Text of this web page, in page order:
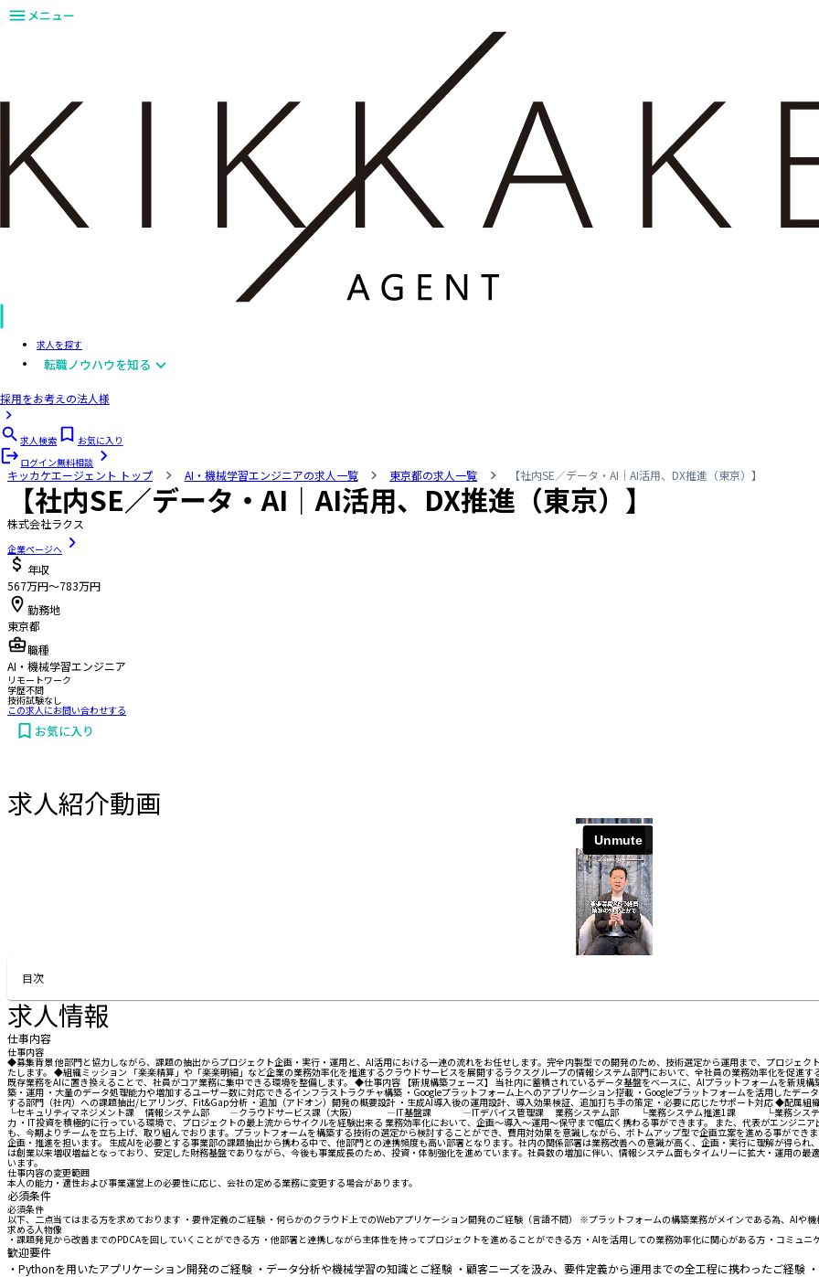
メニュー
求人を探す
転職ノウハウを知る
採用をお考えの法人様
求人検索
お気に入り
ログイン無料相談
キッカケエージェント トップ AI・機械学習エンジニアの求人一覧 東京都の求人一覧 【社内SE／データ・AI｜AI活用、DX推進（東京）】
【社内SE／データ・AI｜AI活用、DX推進（東京）】
株式会社ラクス
企業ページへ
年収
567万円〜783万円
勤務地
東京都
職種
AI・機械学習エンジニア
リモートワーク
学歴不問
技術試験なし
この求人にお問い合わせする
お気に入り
お問い合わせする
求人紹介動画
目次
求人情報
仕事内容
仕事内容
◆募集背景 他部門と協力しながら、課題の抽出からプロジェクト企画・実行・運用と、AI活用における一連の流れをお任せします。完全内製型での開発のため、技術選定から運用まで、プロジェ
たします。 ◆組織ミッション 「楽楽精算」や「楽楽明細」など企業の業務効率化を推進するクラウドサービスを展開するラクスグループの情報システム部門において、全社員の業務効率化を促進
既存業務をAIに置き換えることで、社員がコア業務に集中できる環境を整備します。 ◆仕事内容 【新規構築フェーズ】 当社内に蓄積されているデータ基盤をベースに、AIプラットフォームを新規
築・運用 ・大量のデータ処理能力や増加するユーザー数に対応できるインフラストラクチャ構築 ・Googleプラットフォーム上へのアプリケーション搭載 ・Googleプラットフォームを活用したデ
する部門（社内）への課題抽出/ヒアリング、Fit&Gap分析 ・追加（アドオン）開発の概要設計 ・生成AI導入後の運用設計、導入効果検証、追加打ち手の策定 ・必要に応じたサポート対
└セキュリティマネジメント課 情報システム部 ―クラウドサービス課（大阪） ―IT基盤課 ―ITデバイス管理課 業務システム部 └業務システム推進1課 └業務シス
力 ・IT投資を積極的に行っている環境で、プロジェクトの最上流からサイクルを経験出来る 業務効率化において、企画～導入～運用～保守まで幅広く携わる事ができます。 また、代表がエンジニ
も、今期よりチームを立ち上げ、取り組んでおります。プラットフォームを構築する技術の選定から検討することができ、費用対効果を意識しながら、ボトムアップ型で企画立案を進める事がで
企画・推進を担います。 生成AIを必要とする事業部の課題抽出から携わる中で、他部門との連携頻度も高い部署となります。社内の関係部署は業務改善への意識が高く、企画・実行に理解が得ら
は創業以来増収増益となっており、安定した財務基盤でありながら、今後も事業成長のため、投資・体制強化を進めています。社員数の増加に伴い、情報システム面もタイムリーに拡大・運用の
います。
仕事内容の変更範囲
本人の能力・適性および事業運営上の必要性に応じ、会社の定める業務に変更する場合があります。
必須条件
必須条件
以下、二点当てはまる方を求めております ・要件定義のご経験 ・何らかのクラウド上でのWebアプリケーション開発のご経験（言語不問） ※プラットフォームの構築業務がメインである為、AIや
求める人物像
・課題発見から改善までのPDCAを回していくことができる方 ・他部署と連携しながら主体性を持ってプロジェクトを進めることができる方 ・AIを活用しての業務効率化に関心がある方 ・コミュ
歓迎要件
・Pythonを用いたアプリケーション開発のご経験 ・データ分析や機械学習の知識とご経験 ・顧客ニーズを汲み、要件定義から運用までの全工程に携わったご経験